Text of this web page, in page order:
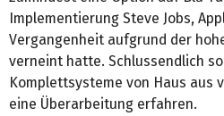
Implementierung Steve Jobs,
Vergangenheit aufgrund der
verneint hatte. Schlussendlich
Komplettsysteme von Haus aus
eine Überarbeitung erfahren.